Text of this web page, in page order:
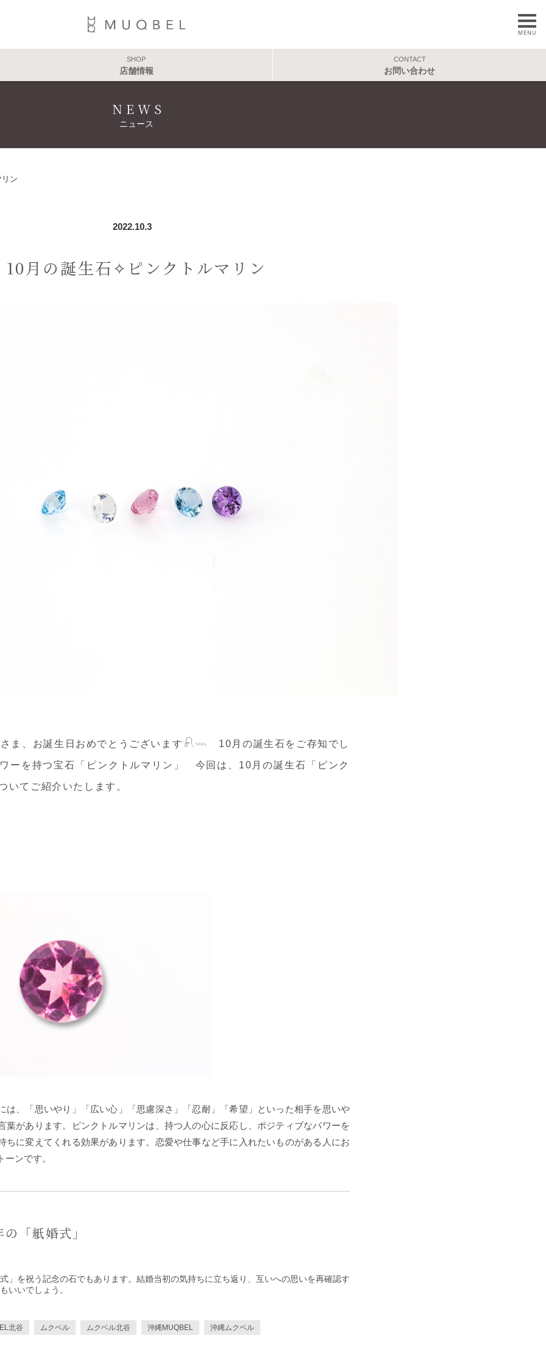
SHOP
店舗情報
CONTACT
お問い合わせ
NEWS
ニュース
ン
2022.10.3
10月の誕生石✧ピンクトルマリン
ま、お誕生日おめでとうございます𓍯𓇠 10月の誕生石をご存知でし
ーを持つ宝石「ピンクトルマリン」 今回は、10月の誕生石「ピンク
いてご紹介いたします。
は、「思いやり」「広い心」「思慮深さ」「忍耐」「希望」といった相手を思いや
葉があります。ピンクトルマリンは、持つ人の心に反応し、ポジティブなパワーを
ちに変えてくれる効果があります。恋愛や仕事など手に入れたいものがある人にお
ンです。
「紙婚式」
」を祝う記念の石でもあります。結婚当初の気持ちに立ち返り、互いへの思いを再確認す
いいでしょう。
北谷 ムクベル ムクベル北谷 沖縄MUQBEL 沖縄ムクベル